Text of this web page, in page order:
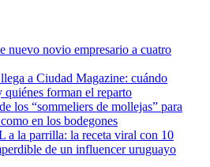
nuevo novio empresario a cuatro
a Ciudad Magazine: cuándo
quiénes forman el reparto
los “sommeliers de mollejas” para
en los bodegones
a la parrilla: la receta viral con 10
de un influencer uruguayo